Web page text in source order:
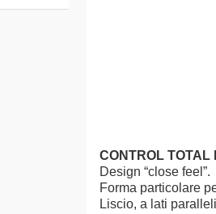
CONTROL TOTAL
Design “close feel”.
Forma particolare
Liscio, a lati